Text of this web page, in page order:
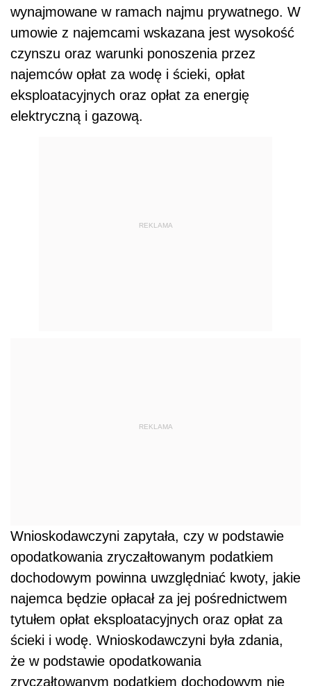
wynajmowane w ramach najmu prywatnego. W
umowie z najemcami wskazana jest wysokość
czynszu oraz warunki ponoszenia przez
najemców opłat za wodę i ścieki, opłat
eksploatacyjnych oraz opłat za energię
elektryczną i gazową.
REKLAMA
REKLAMA
Wnioskodawczyni zapytała, czy w podstawie
opodatkowania zryczałtowanym podatkiem
dochodowym powinna uwzględniać kwoty, jakie
najemca będzie opłacał za jej pośrednictwem
tytułem opłat eksploatacyjnych oraz opłat za
ścieki i wodę. Wnioskodawczyni była zdania,
że w podstawie opodatkowania
zryczałtowanym podatkiem dochodowym nie